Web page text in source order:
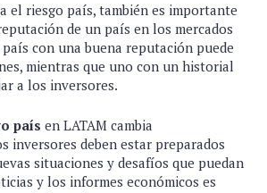
el riesgo país, también es importante
de un país en los mercados
con una buena reputación puede
mientras que uno con un historial
a los inversores.
país en LATAM cambia
inversores deben estar preparados
situaciones y desafíos que puedan
y los informes económicos es